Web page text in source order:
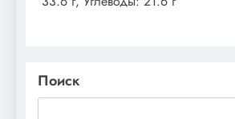
Поиск